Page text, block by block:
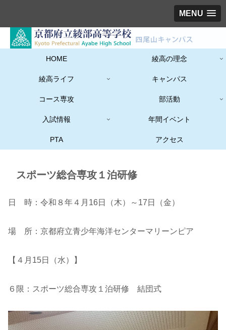
MENU
HOME 綾高の理念
綾高ライフ キャンパス
コース専攻 部活動
入試情報 年間イベント
PTA アクセス
スポーツ総合専攻１泊研修
日 時：令和８年４月16日（木）～17日（金）
場 所：京都府立青少年海洋センターマリーンピア
【４月15日（水）】
６限：スポーツ総合専攻１泊研修 結団式